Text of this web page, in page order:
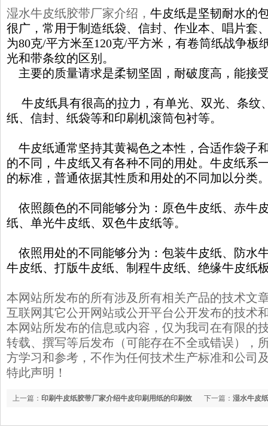
湿水牛皮纸胶带厂家介绍， 牛皮纸是坚韧耐水的
很广，常用于制造纸袋、信封、作业本、唱片套
为80克/平方米至120克/平方米，有卷筒纸战争板
光和带条纹的区别。
主要的质量请求是柔韧坚固，耐破度高，能接
牛皮纸具有很高的拉力，有单光、双光、条纹
纸、信封、纸袋等和印刷机滚筒包衬等。
牛皮纸通常坚持其黄褐色之本性，合适作袋子
的不同，牛皮纸又有各种不同的用处。牛皮纸系
的标准，普通依据其性质和用处的不同加以分类
依照颜色的不同能够分为：原色牛皮纸、赤牛
纸、单光牛皮纸、双色牛皮纸等。
依照用处的不同能够分为：包装牛皮纸、防水
牛皮纸、打版牛皮纸、制程牛皮纸、绝缘牛皮纸
本网站所发布的所有涉及所有相关产品的技术文
互联网其它公开网站或公开平台公开发布的技术
本网站所发布的信息或内容，仅为我司在有限的
转载、撰写等后发布（可能存在不全或错误），
方学习和参考，不作为任何技术生产标准和公司
特此声明！
下一篇： 湿水牛皮
上一篇： 印刷牛皮纸胶带厂家介绍牛皮印刷用纸的印刷效